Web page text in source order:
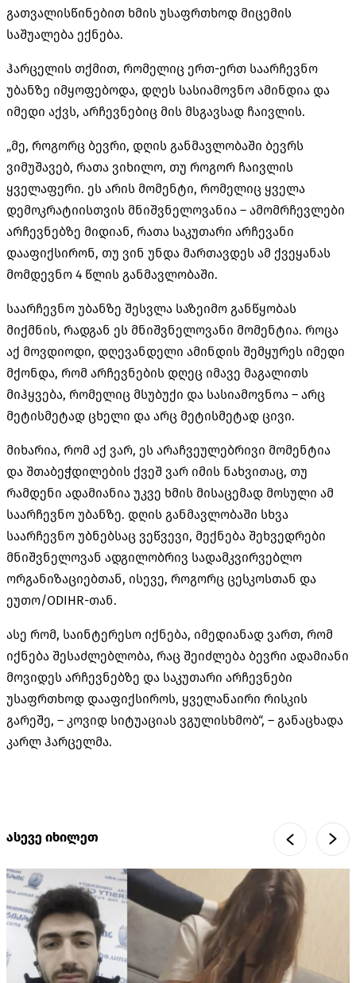
გათვალისწინებით ხმის უსაფრთხოდ მიცემის
საშუალება ექნება.
ჰარცელის თქმით, რომელიც ერთ-ერთ საარჩევნო
უბანზე იმყოფებოდა, დღეს სასიამოვნო ამინდია და
იმედი აქვს, არჩევნებიც მის მსგავსად ჩაივლის.
„მე, როგორც ბევრი, დღის განმავლობაში ბევრს
ვიმუშავებ, რათა ვიხილო, თუ როგორ ჩაივლის
ყველაფერი. ეს არის მომენტი, რომელიც ყველა
დემოკრატიისთვის მნიშვნელოვანია – ამომრჩევლები
არჩევნებზე მიდიან, რათა საკუთარი არჩევანი
დააფიქსირონ, თუ ვინ უნდა მართავდეს ამ ქვეყანას
მომდევნო 4 წლის განმავლობაში.
საარჩევნო უბანზე შესვლა საზეიმო განწყობას
მიქმნის, რადგან ეს მნიშვნელოვანი მომენტია. როცა
აქ მოვდიოდი, დღევანდელი ამინდის შემყურეს იმედი
მქონდა, რომ არჩევნების დღეც იმავე მაგალითს
მიჰყვება, რომელიც მსუბუქი და სასიამოვნოა – არც
მეტისმეტად ცხელი და არც მეტისმეტად ცივი.
მიხარია, რომ აქ ვარ, ეს არაჩვეულებრივი მომენტია
და შთაბეჭდილების ქვეშ ვარ იმის ნახვითაც, თუ
რამდენი ადამიანია უკვე ხმის მისაცემად მოსული ამ
საარჩევნო უბანზე. დღის განმავლობაში სხვა
საარჩევნო უბნებსაც ვეწვევი, მექნება შეხვედრები
მნიშვნელოვან ადგილობრივ სადამკვირვებლო
ორგანიზაციებთან, ისევე, როგორც ცესკოსთან და
ეუთო/ODIHR-თან.
ასე რომ, საინტერესო იქნება, იმედიანად ვართ, რომ
იქნება შესაძლებლობა, რაც შეიძლება ბევრი ადამიანი
მოვიდეს არჩევნებზე და საკუთარი არჩევნები
უსაფრთხოდ დააფიქსიროს, ყველანაირი რისკის
გარეშე, – კოვიდ სიტუაციას ვგულისხმობ“, – განაცხადა
კარლ ჰარცელმა.
ასევე იხილეთ